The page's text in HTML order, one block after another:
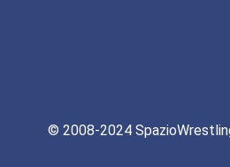
© 2008-2024